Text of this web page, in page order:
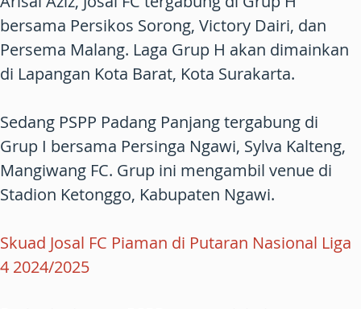
bersama Persikos Sorong, Victory Dairi, dan
Persema Malang. Laga Grup H akan dimainkan
di Lapangan Kota Barat, Kota Surakarta.
Sedang PSPP Padang Panjang tergabung di
Grup I bersama Persinga Ngawi, Sylva Kalteng,
Mangiwang FC. Grup ini mengambil venue di
Stadion Ketonggo, Kabupaten Ngawi.
Skuad Josal FC Piaman di Putaran Nasional Liga
4 2024/2025